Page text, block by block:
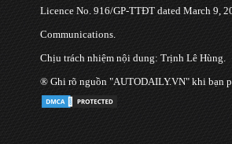
Licence No. 916/GP-TTĐT dated March 9,
Communications.
Chịu trách nhiệm nội dung: Trịnh Lê Hùng.
® Ghi rõ nguồn "AUTODAILY.VN" khi bạn